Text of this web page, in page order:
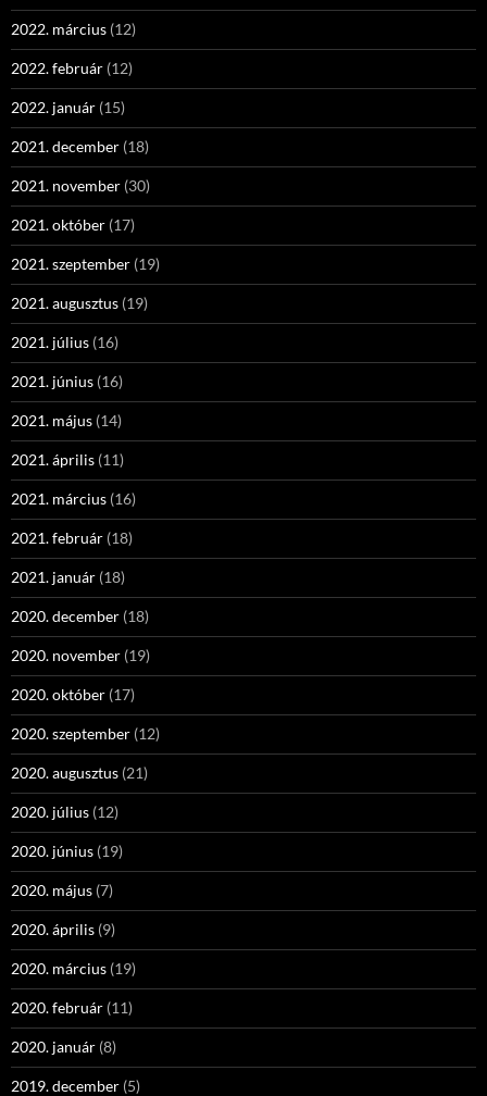
2022. március (12)
2022. február (12)
2022. január (15)
2021. december (18)
2021. november (30)
2021. október (17)
2021. szeptember (19)
2021. augusztus (19)
2021. július (16)
2021. június (16)
2021. május (14)
2021. április (11)
2021. március (16)
2021. február (18)
2021. január (18)
2020. december (18)
2020. november (19)
2020. október (17)
2020. szeptember (12)
2020. augusztus (21)
2020. július (12)
2020. június (19)
2020. május (7)
2020. április (9)
2020. március (19)
2020. február (11)
2020. január (8)
2019. december (5)